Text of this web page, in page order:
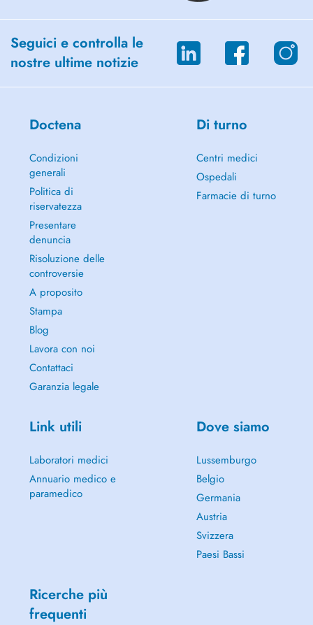
Seguici e controlla le
nostre ultime notizie
Doctena
Condizioni
generali
Politica di
riservatezza
Presentare
denuncia
Risoluzione delle
controversie
A proposito
Stampa
Blog
Lavora con noi
Contattaci
Garanzia legale
Di turno
Centri medici
Ospedali
Farmacie di turno
Link utili
Laboratori medici
Annuario medico e
paramedico
Dove siamo
Lussemburgo
Belgio
Germania
Austria
Svizzera
Paesi Bassi
Ricerche più
frequenti